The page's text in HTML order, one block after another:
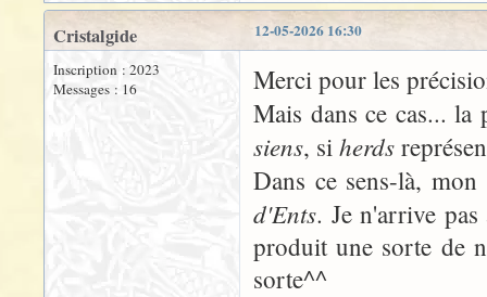
12-05-2026 16:30
Cristalgide
Inscription : 2023
Messages : 16
Merci pour les
Mais dans ce cas...
siens, si herds
Dans ce sens-là,
d'Ents. Je n'arrive
produit une sorte de
sorte^^